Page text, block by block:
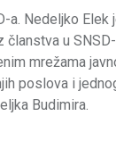
a. Nedeljko
u
mrežama
poslova i
Budimira.